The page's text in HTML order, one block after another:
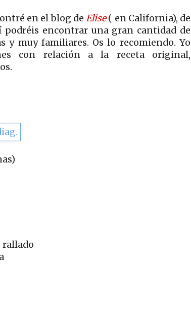
en el blog deElise ( en California), de
podréis encontrar una gran cantidad de
y muy familiares. Os lo recomiendo. Yo
con relación a la receta original,
rallado